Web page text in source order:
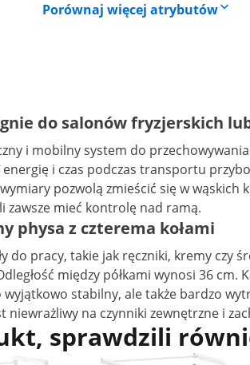
Porównaj więcej atrybutów
do salonów fryzjerskich
i mobilny system do
i czas podczas transportu
pozwolą zmieścić się w
zawsze mieć kontrolę nad ramą.
physa z czterema kołami
​​pracy, takie jak ręczniki, kremy czy
między półkami wynosi 36 cm.
stabilny, ale także bardzo
na czynniki zewnętrzne i
sprawdzili